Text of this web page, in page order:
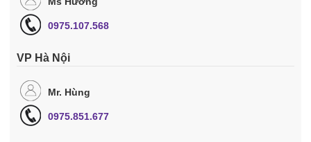
0975.107.568
VP Hà Nội
Mr. Hùng
0975.851.677